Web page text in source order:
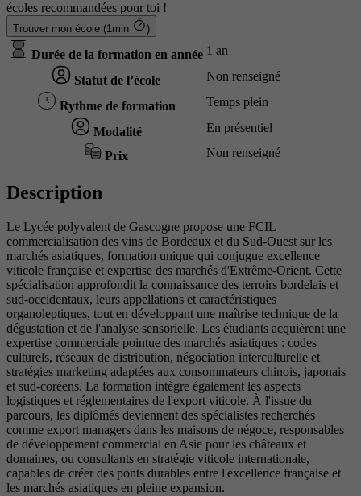
écoles recommandées pour toi !
Trouver mon école (1min )
Durée de la formation en année 1 an
Statut de l’école Non renseigné
Rythme de formation Temps plein
Modalité En présentiel
Prix Non renseigné
Description
Le Lycée polyvalent de Gascogne propose une FCIL
commercialisation des vins de Bordeaux et du Sud-Ouest sur les
marchés asiatiques, formation unique qui conjugue excellence
viticole française et expertise des marchés d'Extrême-Orient. Cette
spécialisation approfondit la connaissance des terroirs bordelais et
sud-occidentaux, leurs appellations et caractéristiques
organoleptiques, tout en développant une maîtrise technique de la
dégustation et de l'analyse sensorielle. Les étudiants acquièrent une
expertise commerciale pointue des marchés asiatiques : codes
culturels, réseaux de distribution, négociation interculturelle et
stratégies marketing adaptées aux consommateurs chinois, japonais
et sud-coréens. La formation intègre également les aspects
logistiques et réglementaires de l'export viticole. À l'issue du
parcours, les diplômés deviennent des spécialistes recherchés
comme export managers dans les maisons de négoce, responsables
de développement commercial en Asie pour les châteaux et
domaines, ou consultants en stratégie viticole internationale,
capables de créer des ponts durables entre l'excellence française et
les marchés asiatiques en pleine expansion.